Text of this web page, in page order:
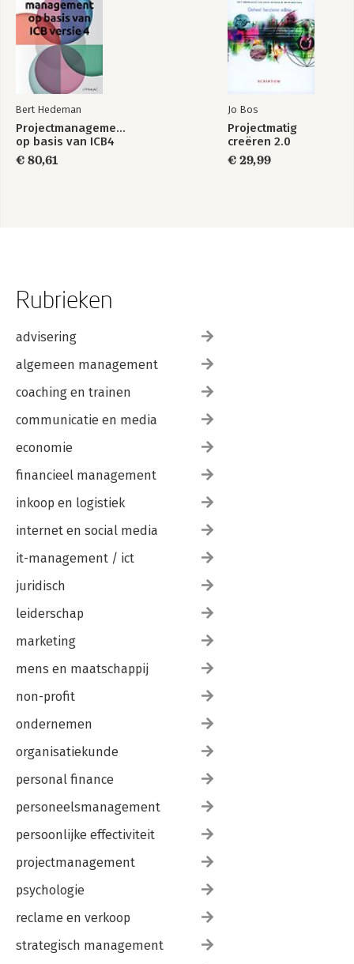
Bert Hedeman
Projectmanagement
op basis van ICB4
€ 80,61
Jo Bos
Projectmatig
creëren 2.0
€ 29,99
Rubrieken
advisering
algemeen management
coaching en trainen
communicatie en media
economie
financieel management
inkoop en logistiek
internet en social media
it-management / ict
juridisch
leiderschap
marketing
mens en maatschappij
non-profit
ondernemen
organisatiekunde
personal finance
personeelsmanagement
persoonlijke effectiviteit
projectmanagement
psychologie
reclame en verkoop
strategisch management